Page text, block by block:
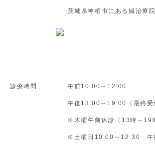
茨城県神栖市にある鍼治療院
診療時間 午前10:00～12:00
午後13:00～19:00（最終受
※木曜午前休診（13時～19
※土曜日10:00～12:30 午